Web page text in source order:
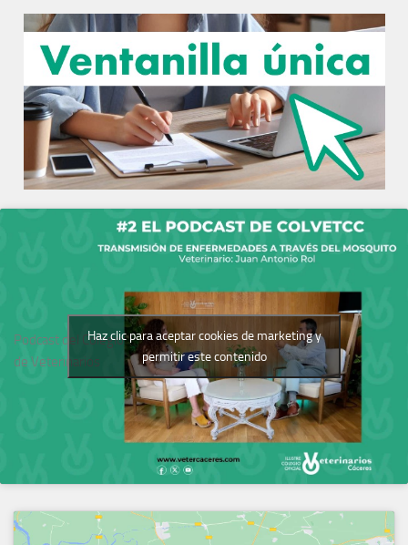
Podcast del Colegio
de Veterinarios
Haz clic para aceptar cookies de marketing y
permitir este contenido